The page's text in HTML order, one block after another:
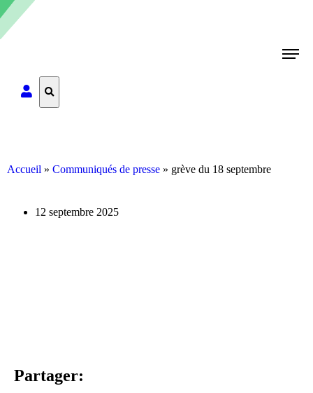
Accueil » Communiqués de presse » grève du 18 septembre
12 septembre 2025
Partager: